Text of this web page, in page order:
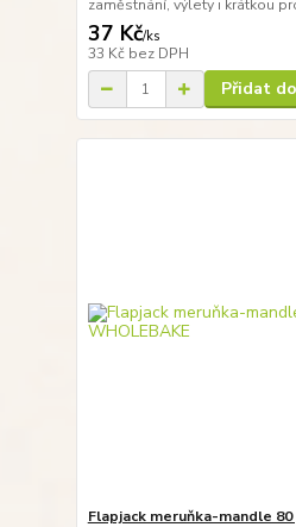
zaměstnání, výlety i krátkou
37 Kč/ks
33 Kč bez DPH
Přidat
Flapjack meruňka-mandle 80